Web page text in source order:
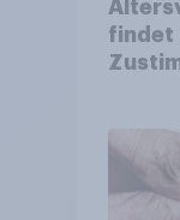
findet